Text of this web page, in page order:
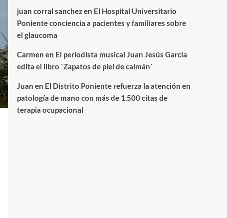
juan corral sanchezen El Hospital Universitario
Poniente conciencia a pacientes y familiares sobre
el glaucoma
Carmen en El periodista musical Juan Jesús García
edita el libro `Zapatos de piel de caimán´
Juan en El Distrito Poniente refuerza la atención en
patología de mano con más de 1.500 citas de
terapia ocupacional